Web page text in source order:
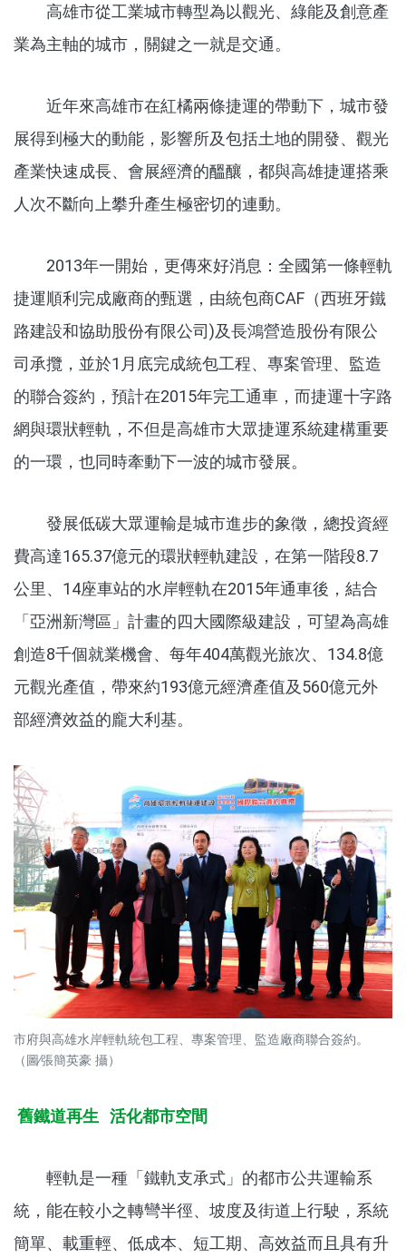
高雄市從工業城市轉型為以觀光、綠能及創意產
業為主軸的城市，關鍵之一就是交通。
近年來高雄市在紅橘兩條捷運的帶動下，城市發
展得到極大的動能，影響所及包括土地的開發、觀光
產業快速成長、會展經濟的醞釀，都與高雄捷運搭乘
人次不斷向上攀升產生極密切的連動。
2013年一開始，更傳來好消息：全國第一條輕軌
捷運順利完成廠商的甄選，由統包商CAF（西班牙鐵
路建設和協助股份有限公司)及長鴻營造股份有限公
司承攬，並於1月底完成統包工程、專案管理、監造
的聯合簽約，預計在2015年完工通車，而捷運十字路
網與環狀輕軌，不但是高雄市大眾捷運系統建構重要
的一環，也同時牽動下一波的城市發展。
發展低碳大眾運輸是城市進步的象徵，總投資經
費高達165.37億元的環狀輕軌建設，在第一階段8.7
公里、14座車站的水岸輕軌在2015年通車後，結合
「亞洲新灣區」計畫的四大國際級建設，可望為高雄
創造8千個就業機會、每年404萬觀光旅次、134.8億
元觀光產值，帶來約193億元經濟產值及560億元外
部經濟效益的龐大利基。
市府與高雄水岸輕軌統包工程、專案管理、監造廠商聯合簽約。
（圖∕張簡英豪 攝）
舊鐵道再生 活化都市空間
輕軌是一種「鐵軌支承式」的都市公共運輸系
統，能在較小之轉彎半徑、坡度及街道上行駛，系統
簡單、載重輕、低成本、短工期、高效益而且具有升